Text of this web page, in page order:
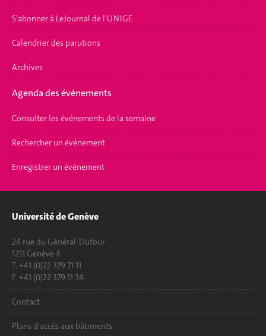
S'abonner à LeJournal de l'UNIGE
Calendrier des parutions
Archives
Agenda des événements
Consulter les événements de la semaine
Rechercher un événement
Enregistrer un événement
Université de Genève
24 rue du Général-Dufour
1211 Genève 4
T. +41 (0)22 379 71 11
F. +41 (0)22 379 11 34
Contact
Plans d'accès aux bâtiments